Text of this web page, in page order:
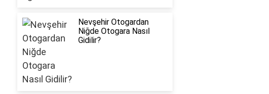
Nevşehir Otogardan
Niğde Otogara Nasıl
Gidilir?